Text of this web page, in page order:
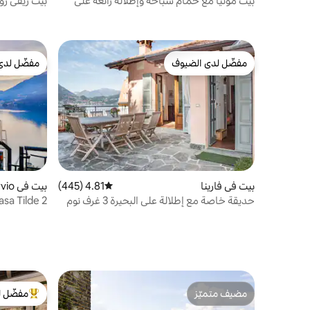
مفضّل لدى الضيوف
مفضّل لدى الضيوف
بيت في فارينا متوسط التقييم 4.81 من 5، 445 مراجعات
4.81 (445)
حديقة خاصة مع إطلالة على البحيرة 3 غرف نوم
مفضّل
مفضّل
بيت في Dervio
حوض
مضيف متميّز
مضيف متميّز
من أبرز
مفضّل